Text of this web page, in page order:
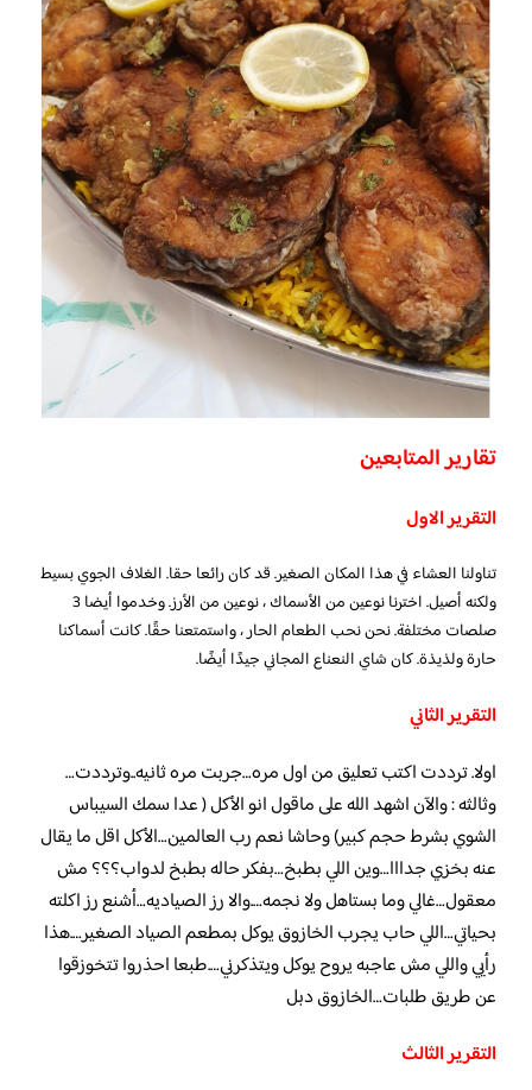
تقارير المتابعين
التقرير الاول
تناولنا العشاء في هذا المكان الصغير. قد كان رائعا حقا. الغلاف الجوي بسيط
ولكنه أصيل. اخترنا نوعين من الأسماك ، نوعين من الأرز. وخدموا أيضا 3
صلصات مختلفة. نحن نحب الطعام الحار ، واستمتعنا حقًا. كانت أسماكنا
حارة ولذيذة. كان شاي النعناع المجاني جيدًا أيضًا.
التقرير الثاني
اولا. ترددت اكتب تعليق من اول مره…جربت مره ثانيه..وترددت…
وثالثه : والآن اشهد الله على ماقول انو الأكل ( عدا سمك السيباس
الشوي بشرط حجم كبير) وحاشا نعم رب العالمين…الأكل اقل ما يقال
عنه بخزي جدااا…وين اللي بطبخ…بفكر حاله بطبخ لدواب؟؟؟ مش
معقول…غالي وما بستاهل ولا نجمه….والا رز الصياديه…أشنع رز اكلته
بحياتي…اللي حاب يجرب الخازوق يوكل بمطعم الصياد الصغير….هذا
رأيي واللي مش عاجبه يروح يوكل ويتذكرني….طبعا احذروا تتخوزقوا
عن طريق طلبات…الخازوق دبل
التقرير الثالث